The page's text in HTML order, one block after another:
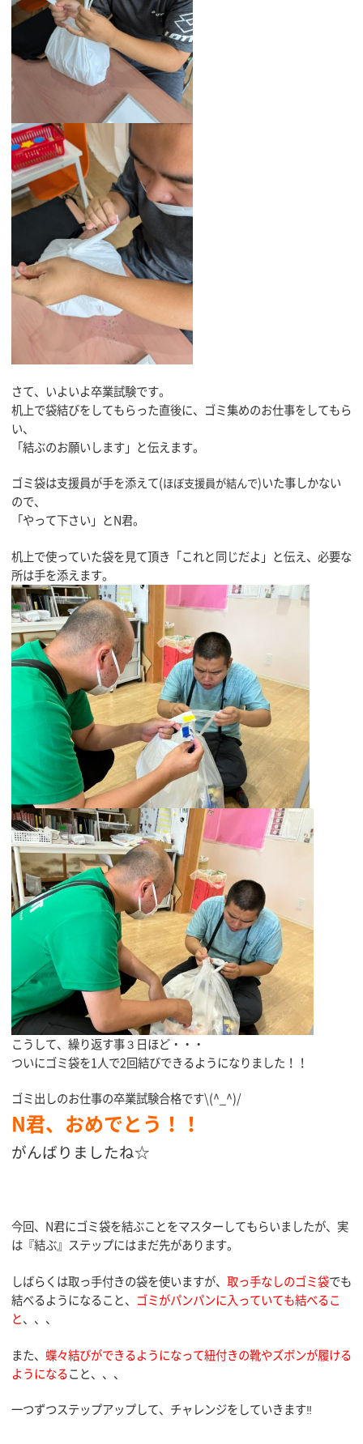
さて、いよいよ卒業試験です。
机上で袋結びをしてもらった直後に、ゴミ集めのお仕事をしてもら
い、
「結ぶのお願いします」と伝えます。
ゴミ袋は支援員が手を添えて(ほぼ支援員が結んで)いた事しかない
ので、
「やって下さい」とN君。
机上で使っていた袋を見て頂き「これと同じだよ」と伝え、必要な
所は手を添えます。
こうして、繰り返す事３日ほど・・・
ついにゴミ袋を1人で2回結びできるようになりました！！
ゴミ出しのお仕事の卒業試験合格です\(^_^)/
N君、おめでとう！！
がんばりましたね☆
今回、N君にゴミ袋を結ぶことをマスターしてもらいましたが、実
は『結ぶ』ステップにはまだ先があります。
しばらくは取っ手付きの袋を使いますが、 取っ手なしのゴミ袋でも
結べるようになること、 ゴミがパンパンに入っていても結べるこ
と、、、
また、 蝶々結びができるようになって紐付きの靴やズボンが履ける
ようになること、、、
一つずつステップアップして、チャレンジをしていきます‼